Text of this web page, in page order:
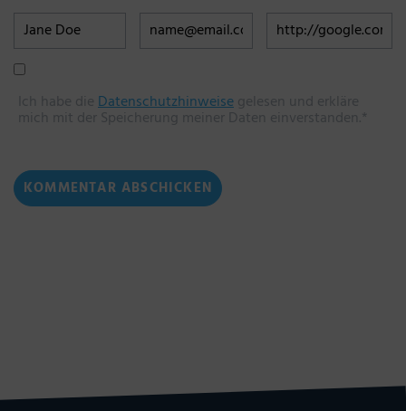
Ich habe dieDatenschutzhinweisegelesen und erkläre
mich mit der Speicherung meiner Daten einverstanden.*